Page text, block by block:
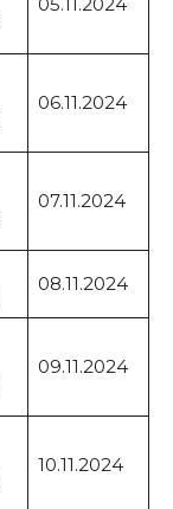
06.11.2024
07.11.2024
08.11.2024
09.11.2024
10.11.2024